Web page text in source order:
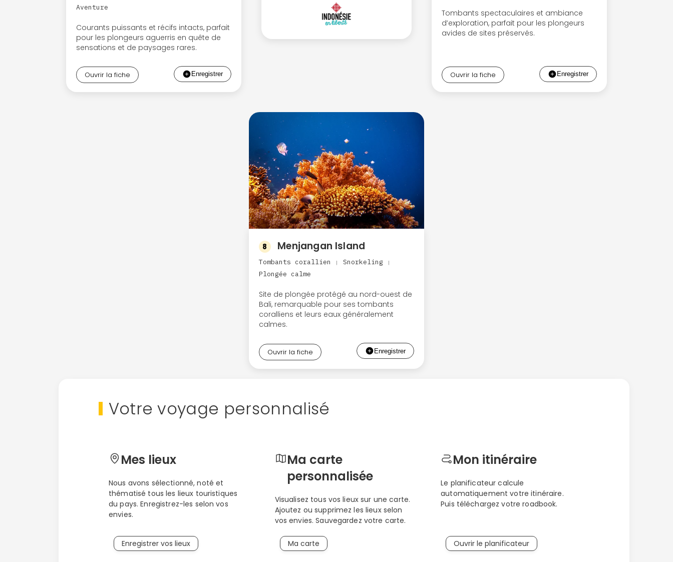
Aventure
Courants puissants et récifs intacts, parfait
pour les plongeurs aguerris en quête de
sensations et de paysages rares.
Ouvrir la fiche
Tombants spectaculaires et ambiance
d’exploration, parfait pour les plongeurs
avides de sites préservés.
Ouvrir la fiche
8 Menjangan Island
Tombants corallien | Snorkeling |
Plongée calme
Site de plongée protégé au nord-ouest de
Bali, remarquable pour ses tombants
coralliens et leurs eaux généralement
calmes.
Ouvrir la fiche
Votre voyage personnalisé
Mes lieux
Nous avons sélectionné, noté et
thématisé tous les lieux touristiques
du pays. Enregistrez-les selon vos
envies.
Enregistrer vos lieux
Ma carte
personnalisée
Visualisez tous vos lieux sur une carte.
Ajoutez ou supprimez les lieux selon
vos envies. Sauvegardez votre carte.
Ma carte
Mon itinéraire
Le planificateur calcule
automatiquement votre itinéraire.
Puis téléchargez votre roadbook.
Ouvrir le planificateur